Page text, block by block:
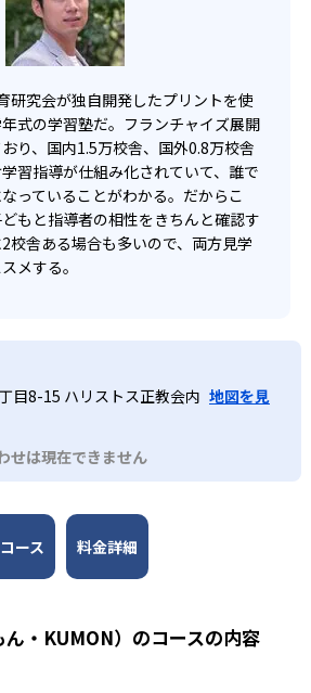
研究会が独自開発したプリントを使
式の学習塾だ。フランチャイズ展開
り、国内1.5万校舎、国外0.8万校舎
習指導が仕組み化されていて、誰で
っていることがわかる。だからこ
もと指導者の相性をきちんと確認す
校舎ある場合も多いので、両方見学
メする。
目8-15 ハリストス正教会内 地図を見
せは現在できません
コース 料金詳細
ん・KUMON）のコースの内容